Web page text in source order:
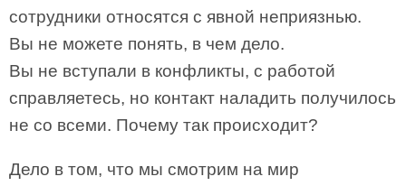
сотрудники относятся с явной неприязнью.
Вы не можете понять, в чем дело.
Вы не вступали в конфликты, с работой
справляетесь, но контакт наладить получилось
не со всеми. Почему так происходит?
Дело в том, что мы смотрим на мир